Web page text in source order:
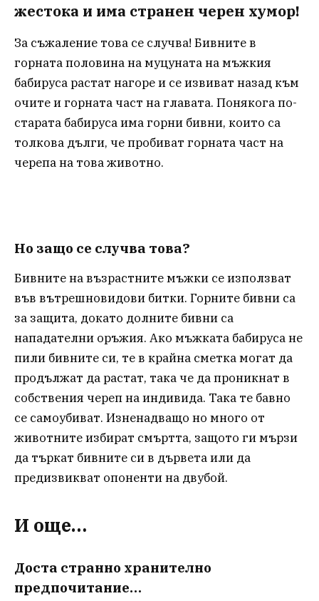
жестока и има странен черен хумор!
За съжаление това се случва! Бивните в
горната половина на муцуната на мъжкия
бабируса растат нагоре и се извиват назад към
очите и горната част на главата. Понякога по-
старата бабируса има горни бивни, които са
толкова дълги, че пробиват горната част на
черепа на това животно.
Но защо се случва това?
Бивните на възрастните мъжки се използват
във вътрешновидови битки. Горните бивни са
за защита, докато долните бивни са
нападателни оръжия. Ако мъжката бабируса не
пили бивните си, те в крайна сметка могат да
продължат да растат, така че да проникнат в
собствения череп на индивида. Така те бавно
се самоубиват. Изненадващо но много от
животните избират смъртта, защото ги мързи
да търкат бивните си в дървета или да
предизвикват опоненти на двубой.
И още…
Доста странно хранително
предпочитание…